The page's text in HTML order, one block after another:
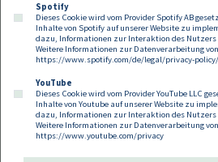
Kontakt Datenschutz
Compliance
Cookies
Spotify
Dieses Cookie wird vom Provider Spotify AB
Inhalte von Spotify auf unserer Website zu
dazu, Informationen zur Interaktion des
Weitere Informationen zur Datenverarbeitung
https://www.spotify.com/de/legal/privacy-policy/
YouTube
Dieses Cookie wird vom Provider YouTube LLC
Inhalte von Youtube auf unserer Website zu
dazu, Informationen zur Interaktion des
Weitere Informationen zur Datenverarbeitung
https://www.youtube.com/privacy
Follow us on: